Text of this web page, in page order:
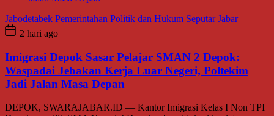
Jabodetabek Pemerintahan Politik dan Hukum Seputar Jabar
2 hari ago
Imigrasi Depok Sasar Pelajar SMAN 2 Depok:
Waspadai Jebakan Kerja Luar Negeri, Poltekim
Jadi Jalan Masa Depan
DEPOK, SWARAJABAR.ID — Kantor Imigrasi Kelas I Non TPI